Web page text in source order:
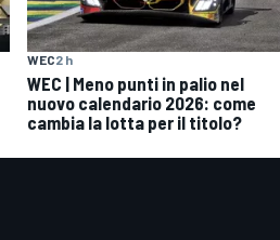
WEC2 h
WEC | Meno punti in palio nel
nuovo calendario 2026: come
cambia la lotta per il titolo?